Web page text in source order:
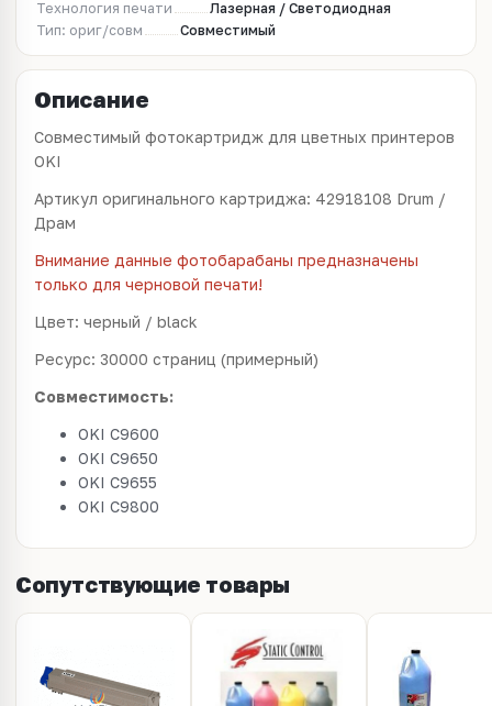
Технология печати
Лазерная / Светодиодная
Тип: ориг/совм
Совместимый
Описание
Совместимый фотокартридж для цветных принтеров
OKI
Артикул оригинального картриджа: 42918108 Drum /
Драм
Внимание данные фотобарабаны предназначены
только для черновой печати!
Цвет: черный / black
Ресурс: 30000 страниц (примерный)
Совместимость:
OKI C9600
OKI C9650
OKI C9655
OKI C9800
Сопутствующие товары